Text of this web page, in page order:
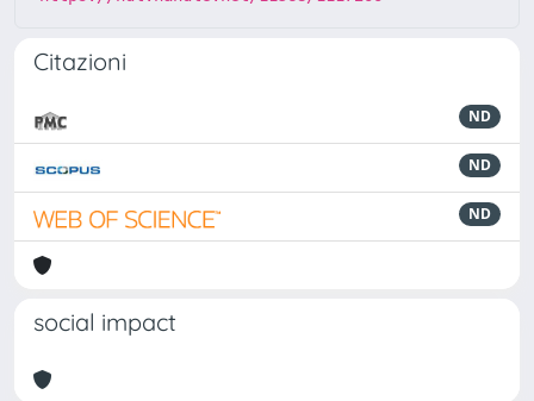
Citazioni
ND
ND
ND
social impact